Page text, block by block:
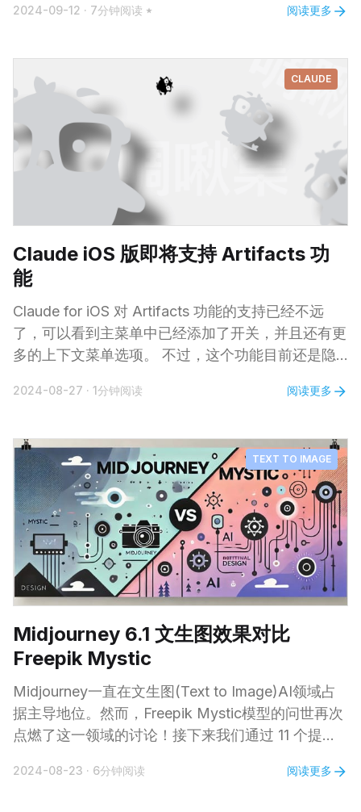
2024-09-12 · 7分钟阅读 阅读更多
CLAUDE
Claude iOS 版即将支持 Artifacts 功
能
Claude for iOS 对 Artifacts 功能的支持已经不远
了，可以看到主菜单中已经添加了开关，并且还有更
多的上下文菜单选项。 不过，这个功能目前还是隐
本应用现在有了带搜索功能的项目视图，与网页版功
2024-08-27 · 1分钟阅读 阅读更多
TEXT TO IMAGE
Midjourney 6.1 文生图效果对比
Freepik Mystic
Midjourney一直在文生图(Text to Image)AI领域占
据主导地位。然而，Freepik Mystic模型的问世再次
点燃了这一领域的讨论！接下来我们通过 11 个提示
筹，您自行判断。 1、一个金发年轻女子躺在草地
2024-08-23 · 6分钟阅读 阅读更多